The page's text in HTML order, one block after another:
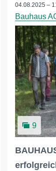
04.08.2025 –
Bauhaus
9